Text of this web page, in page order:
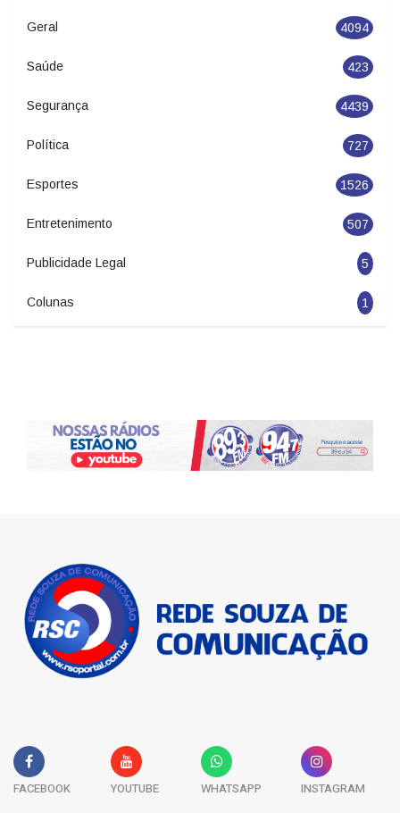
Geral 4094
Saúde 423
Segurança 4439
Política 727
Esportes 1526
Entretenimento 507
Publicidade Legal 5
Colunas 1
FACEBOOK YOUTUBE WHATSAPP INSTAGRAM